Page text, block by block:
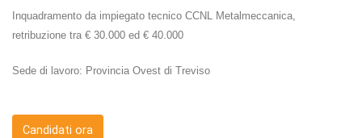
Inquadramento da impiegato tecnico CCNL Metalmeccanica,
retribuzione tra € 30.000 ed € 40.000
Sede di lavoro: Provincia Ovest di Treviso
Candidati ora